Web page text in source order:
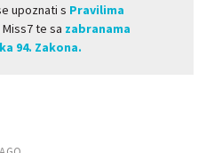
upoznati s Pravilima
te sa zabranama
94. Zakona.